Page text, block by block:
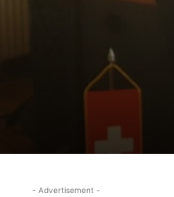
- Advertisement -